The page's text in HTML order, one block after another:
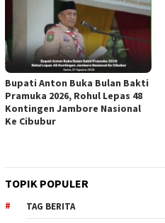
Bupati Anton Buka Bulan Bakti
Pramuka 2026, Rohul Lepas 48
Kontingen Jambore Nasional
Ke Cibubur
TOPIK POPULER
TAG BERITA